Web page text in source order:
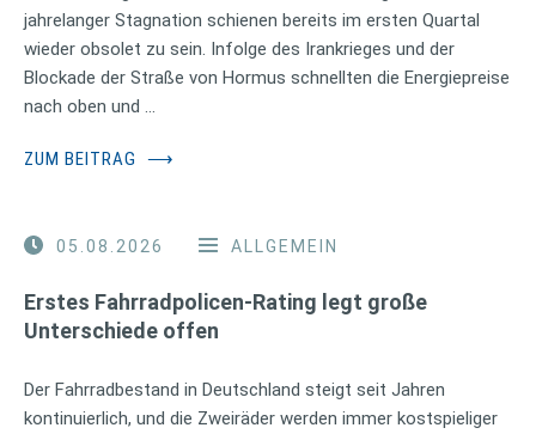
jahrelanger Stagnation schienen bereits im ersten Quartal
wieder obsolet zu sein. Infolge des Irankrieges und der
Blockade der Straße von Hormus schnellten die Energiepreise
nach oben und …
ZUM BEITRAG ⟶
05.08.2026 ALLGEMEIN
Erstes Fahrradpolicen-Rating legt große
Unterschiede offen
Der Fahrradbestand in Deutschland steigt seit Jahren
kontinuierlich, und die Zweiräder werden immer kostspieliger